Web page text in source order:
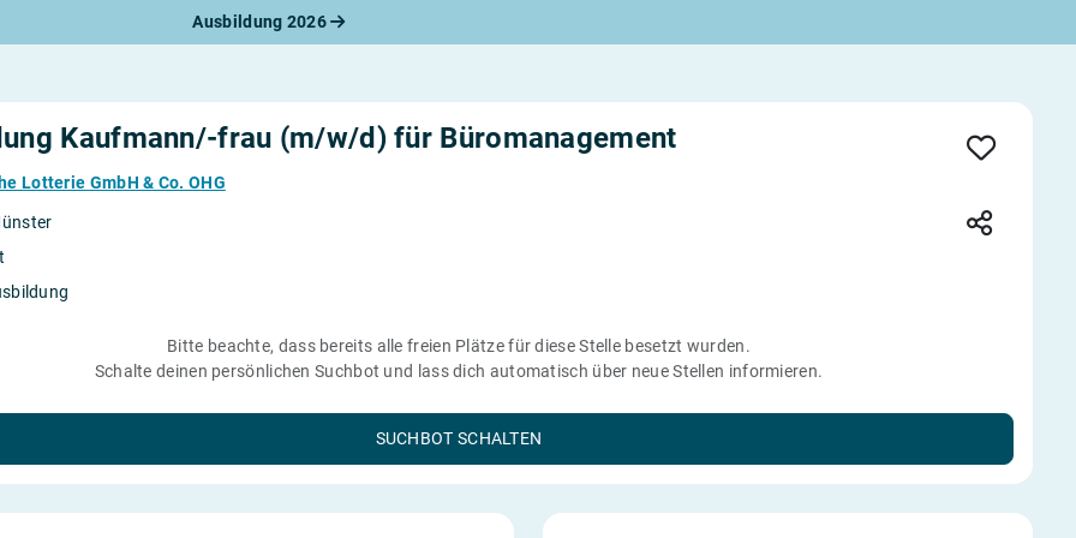
Ausbildung 2026
Bewerbung
Check
Kaufmann/-frau (m/w/d) für Büromanagement
Lotterie GmbH & Co. OHG
Bitte beachte, dass bereits alle freien Plätze für diese Stelle besetzt wurden.
Schalte deinen persönlichen Suchbot und lass dich automatisch über neue Stellen informieren.
SUCHBOT SCHALTEN